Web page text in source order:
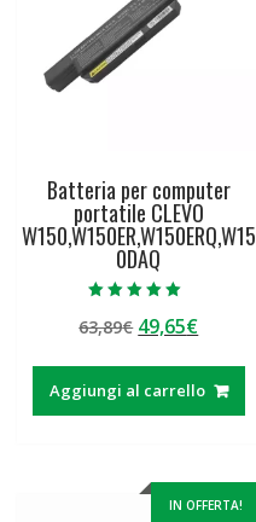
Batteria per computer
portatile CLEVO
W150,W150ER,W150ERQ,W15
0DAQ
5.00
su 5
63,89€ Il
originale
era:
49,65€Il
attuale
è:
Aggiungi al carrello
IN OFFERTA!